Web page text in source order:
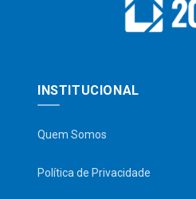
INSTITUCIONAL
Quem Somos
Política de Privacidade